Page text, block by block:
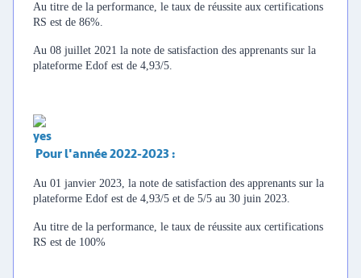
Au titre de la performance, le taux de réussite aux certifications
RS est de 86%.
Au 08 juillet 2021 la note de satisfaction des apprenants sur la
plateforme Edof est de 4,93/5.
Pour l'année 2022-2023 :
Au 01 janvier 2023, la note de satisfaction des apprenants sur la
plateforme Edof est de 4,93/5 et de 5/5 au 30 juin 2023.
Au titre de la performance, le taux de réussite aux certifications
RS est de 100%